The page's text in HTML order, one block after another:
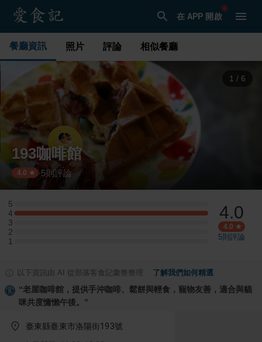
在 APP 開啟
餐廳資訊 照片 評論 相似餐廳
1 / 6
193咖啡館
4.0 ·5則評論
5
5 星：0 則評論
4
4 星：1 則評論
3
3 星：0 則評論
2
2 星：0 則評論
1
1 星：0 則評論
4.0
4.0
5則評論
以下資訊由 AI 從部落客食記彙整整理 了解我們如何精選
“老屋咖啡館，提供手沖咖啡、鬆餅與輕食，寵物友善，適合與貓
咪共度慵懶午後。 ”
臺東縣臺東市洛陽街193號